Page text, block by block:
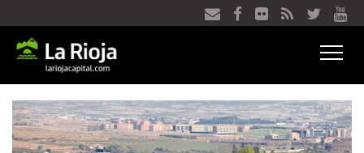
Ver
menú